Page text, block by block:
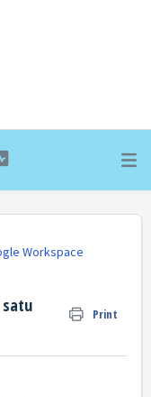
Workspace
satu Print